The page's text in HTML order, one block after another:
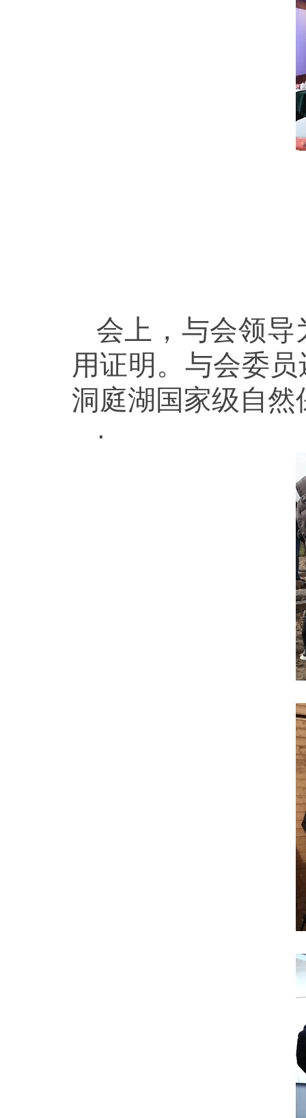
会上，与会领
用证明。与会委
洞庭湖国家级自
·